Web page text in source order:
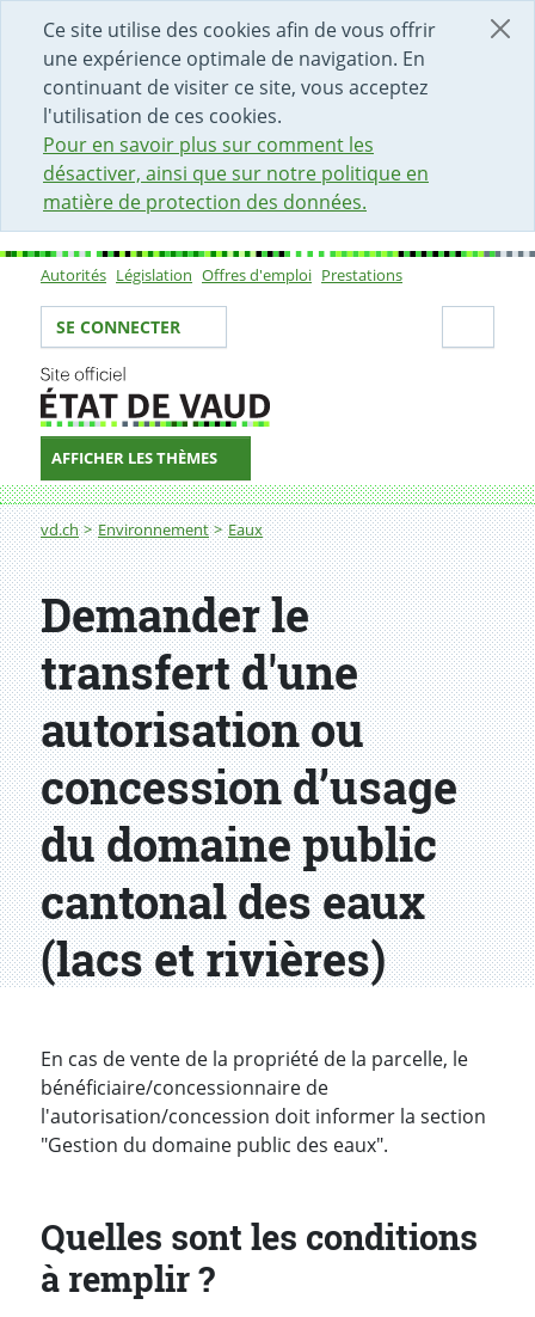
Ce site utilise des cookies afin de vous offrir
une expérience optimale de navigation. En
continuant de visiter ce site, vous acceptez
l'utilisation de ces cookies.
Pour en savoir plus sur comment les
désactiver, ainsi que sur notre politique en
matière de protection des données.
DÉBUT DU CONTENU DE LA PAGE
ACCÈS AU CHAMP DE RECHERCHE
PAGE D'ACCUEIL
FORMULAIRE DE CONTACT
Sous-navigation
Autorités Législation Offres d'emploi Prestations
Votre identité
SE CONNECTER
AFFICHER LES THÈMES
Fil d'Ariane
vd.ch Environnement Eaux
Demander le transfert d'une autorisation ou
Demander le
transfert d'une
autorisation ou
concession d’usage
du domaine public
cantonal des eaux
(lacs et rivières)
Introduction
En cas de vente de la propriété de la parcelle, le
bénéficiaire/concessionnaire de
l'autorisation/concession doit informer la section
"Gestion du domaine public des eaux".
Quelles sont les conditions
à remplir ?